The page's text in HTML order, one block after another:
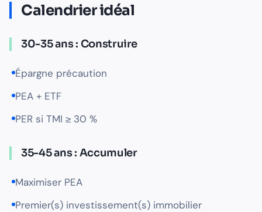
Calendrier idéal
30-35 ans : Construire
Épargne précaution
PEA + ETF
PER si TMI ≥ 30 %
35-45 ans : Accumuler
Maximiser PEA
Premier(s) investissement(s) immobilier